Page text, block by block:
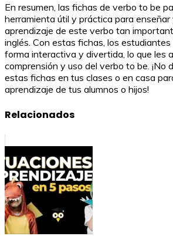
En resumen, las fichas de verbo to be
herramienta útil y práctica para
aprendizaje de este verbo tan
inglés. Con estas fichas, los
forma interactiva y divertida, lo que les
comprensión y uso del verbo to be. ¡No
estas fichas en tus clases o en casa
aprendizaje de tus alumnos o hijos!
Relacionados